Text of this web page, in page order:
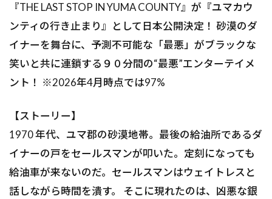
『THE LAST STOP IN YUMA COUNTY』が『ユマカウ
ンティの行き止まり』として日本公開決定！ 砂漠のダ
イナーを舞台に、予測不可能な「最悪」がブラックな
笑いと共に連鎖する９０分間の“最悪”エンターテイメ
ント！ ※2026年4月時点では97%
【ストーリー】
1970 年代、ユマ郡の砂漠地帯。最後の給油所であるダ
イナーの戸をセールスマンが叩いた。定刻になっても
給油車が来ないのだ。セールスマンはウェイトレスと
話しながら時間を潰す。 そこに現れたのは、凶悪な銀